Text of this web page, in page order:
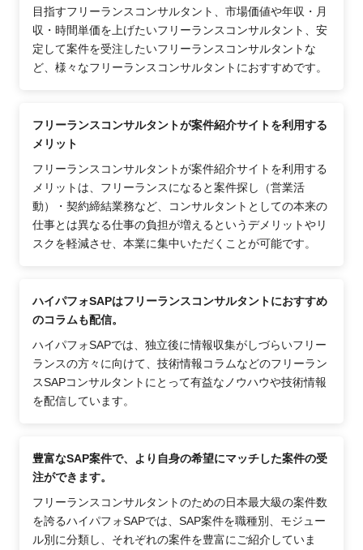
目指すフリーランスコンサルタント、市場価値や年収・月
収・時間単価を上げたいフリーランスコンサルタント、安
定して案件を受注したいフリーランスコンサルタントな
ど、様々なフリーランスコンサルタントにおすすめです。
フリーランスコンサルタントが案件紹介サイトを利用する
メリット
フリーランスコンサルタントが案件紹介サイトを利用する
メリットは、フリーランスになると案件探し（営業活
動）・契約締結業務など、コンサルタントとしての本来の
仕事とは異なる仕事の負担が増えるというデメリットやリ
スクを軽減させ、本業に集中いただくことが可能です。
ハイパフォSAPはフリーランスコンサルタントにおすすめ
のコラムも配信。
ハイパフォSAPでは、独立後に情報収集がしづらいフリー
ランスの方々に向けて、技術情報コラムなどのフリーラン
スSAPコンサルタントにとって有益なノウハウや技術情報
を配信しています。
豊富なSAP案件で、より自身の希望にマッチした案件の受
注ができます。
フリーランスコンサルタントのための日本最大級の案件数
を誇るハイパフォSAPでは、SAP案件を職種別、モジュー
ル別に分類し、それぞれの案件を豊富にご紹介していま